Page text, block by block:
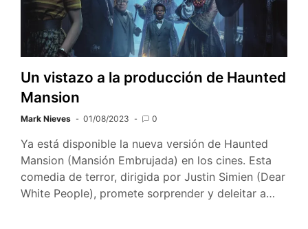
Un vistazo a la producción de Haunted
Mansion
Mark Nieves 01/08/2023 0
Ya está disponible la nueva versión de Haunted
Mansion (Mansión Embrujada) en los cines. Esta
comedia de terror, dirigida por Justin Simien (Dear
White People), promete sorprender y deleitar a…